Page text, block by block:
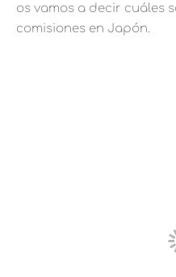
os vamos a decir cuáles
comisiones en Japón.